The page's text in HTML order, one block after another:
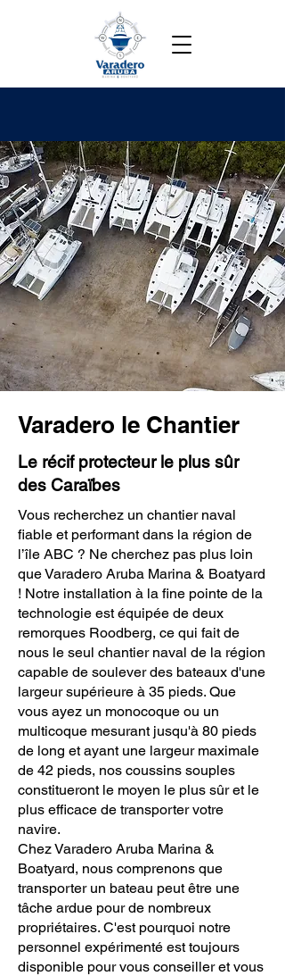
Varadero le Chantier
Le récif protecteur le plus sûr
des Caraïbes
Vous recherchez un chantier naval
fiable et performant dans la région de
l’île ABC ? Ne cherchez pas plus loin
que Varadero Aruba Marina & Boatyard
! Notre installation à la fine pointe de la
technologie est équipée de deux
remorques Roodberg, ce qui fait de
nous le seul chantier naval de la région
capable de soulever des bateaux d'une
largeur supérieure à 35 pieds. Que
vous ayez un monocoque ou un
multicoque mesurant jusqu'à 80 pieds
de long et ayant une largeur maximale
de 42 pieds, nos coussins souples
constitueront le moyen le plus sûr et le
plus efficace de transporter votre
navire.
Chez Varadero Aruba Marina &
Boatyard, nous comprenons que
transporter un bateau peut être une
tâche ardue pour de nombreux
propriétaires. C'est pourquoi notre
personnel expérimenté est toujours
disponible pour vous conseiller et vous